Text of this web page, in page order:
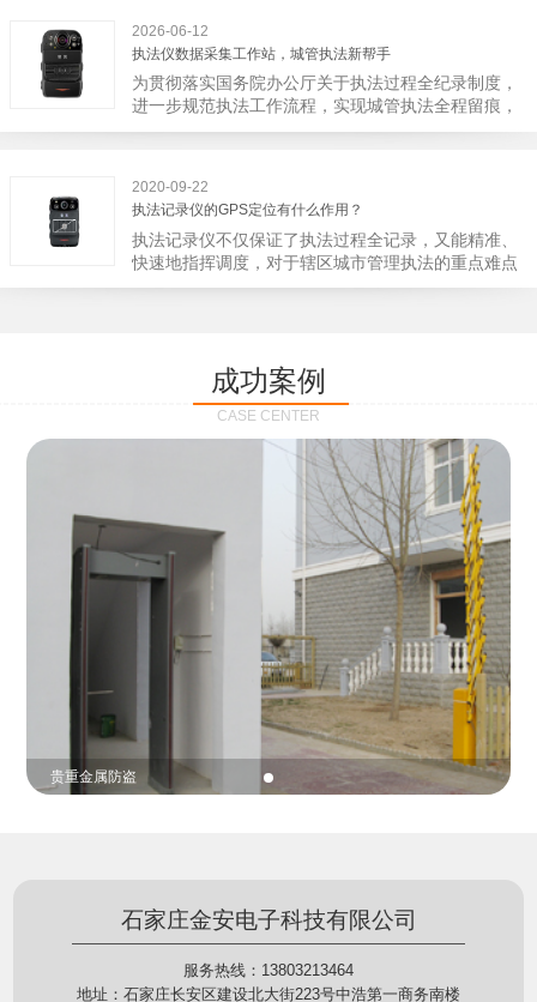
备能自动读取目标对象，并同步到采集站中，此外设
备具有断点续传的功能，如果碰到网络故障，可以从
已经上传或下载的部分开始继续上传下载未完成的部
分，而没有必要从头开始上传下载，能节省时间，提
高速度。再者待数据传输完毕之后，执法仪数据采集
下次直接使用，提高执法仪数据效率。执法仪数据采
集站还具有强大的数据存储管理系统，后台统计不同
上传时段、不同重要级别的数据，将统计结果以图表
或者报表的形式呈现；设备设置有用户操作权限管
理，自动将用户警员编号与执法仪编号绑定，保障数
据的合法性，同时系统可设置每个警员的权限，明确
2026-06-12
执法仪数据采集工作站，城管执法新帮手
为贯彻落实国务院办公厅关于执法过程全纪录制度，
进一步规范执法工作流程，实现城管执法全程留痕，
深入推进执法队伍规范化建设，给城管执法工作添加
止了双方矛盾的发生。现在有了执法仪数据采集工作
站，执法队员的担忧便得到有效的解决。每个采集工
作站可支持多台执法记录仪设备同时上传数据，队员
当天使用当天上传，通过数据线接入到采集工作站，
它会自动读取所有的视频、音频、图片、日志等信
作站也能自动为执法记录仪充充电、校校时，做执法
记录仪的贴心小"保姆"。随着群众法律意识的逐步提
高，行政执法行为更加"阳光、透明"，通过工作站可
以随时调取证据视频，精准查阅现场资料，直戳了当
的展示给行政相对人看，有效的减少了行政相对人对
城管执法行为的误解，树立了执法的公信力。
2020-09-22
执法记录仪的GPS定位有什么作用？
执法记录仪不仅保证了执法过程全记录，又能精准、
快速地指挥调度，对于辖区城市管理执法的重点难点
也能一目了然，在城市管理工作信息化中发挥着重要
定位模块，可通过移动网络将位置信息实时发送到监
控中心，在平台的电子地图上显示出设备的具体位
置，实时查看执法人员到岗情况及根据执法环境迅速
调配周边执法人员。同时，内置NFC芯片，可支持身
份证查验等拓展功能，在实战中发挥着重要的作用，
能广泛应用于交警公安执法、卫生监督、城管执法、
海关执法、路政、质量监督、林业园林、消防、质量
监督、公路铁路等各个领域。
成功案例
CASE CENTER
贵重金属防盗
石家庄金安电子科技有限公司
服务热线：13803213464
地址：石家庄长安区建设北大街223号中浩第一商务南楼